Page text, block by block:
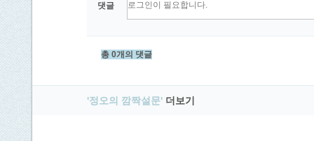
댓글
총 0개의 댓글
'정오의 깜짝설문' 더보기